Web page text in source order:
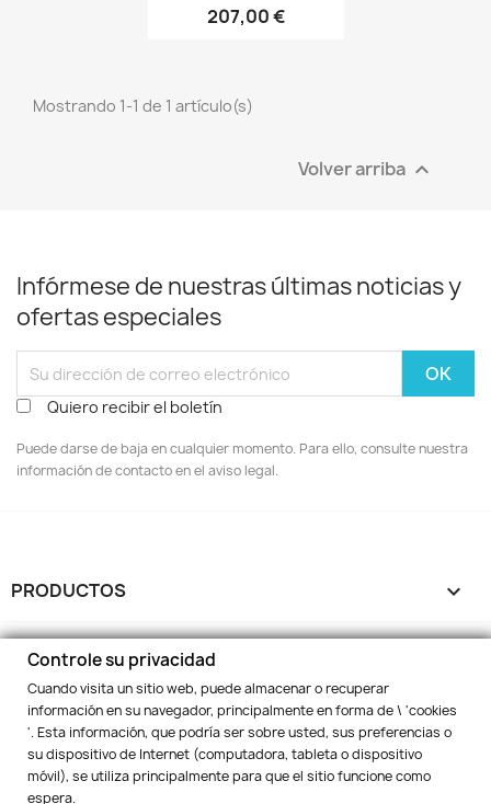
207,00 €
Mostrando 1-1 de 1 artículo(s)
Volver arriba 
Infórmese de nuestras últimas noticias y
ofertas especiales
Quiero recibir el boletín
Puede darse de baja en cualquier momento. Para ello, consulte nuestra
información de contacto en el aviso legal.
PRODUCTOS 
NUESTRA EMPRESA 
SU CUENTA 
INFORMACIÓN DE LA TIENDA
Controle su privacidad
Cuando visita un sitio web, puede almacenar o recuperar
información en su navegador, principalmente en forma de \ 'cookies
'. Esta información, que podría ser sobre usted, sus preferencias o
su dispositivo de Internet (computadora, tableta o dispositivo
móvil), se utiliza principalmente para que el sitio funcione como
espera.